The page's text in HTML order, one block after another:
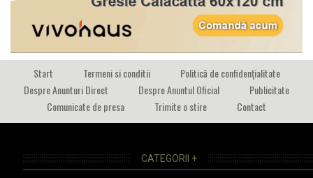
Start Termeni si conditii
Politică de confidențialitate
Despre Anunturi Direct
Despre Anuntul Oficial
Publicitate
Comunicate de presa
Trimite o stire Contact
CATEGORII +